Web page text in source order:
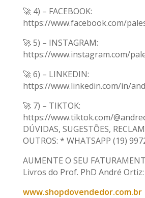
🚀 4) – FACEBOOK:
https://www.facebook.com/
🚀 5) – INSTAGRAM:
https://www.instagram.com/
🚀 6) – LINKEDIN:
https://www.linkedin.com/in/
🚀 7) – TIKTOK:
https://www.tiktok.com/
DÚVIDAS, SUGESTÕES,
OUTROS: * WHATSAPP (19)
AUMENTE O SEU
Livros do Prof. PhD André Ortiz:
www.shopdovendedor.com.br